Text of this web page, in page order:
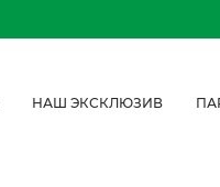
НАШ ЭКСКЛЮЗИВ